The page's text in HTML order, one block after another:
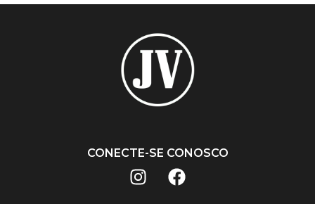
CONECTE-SE CONOSCO